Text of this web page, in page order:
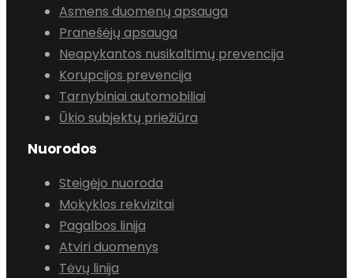
Asmens duomenų apsauga
Pranešėjų apsauga
Neapykantos nusikaltimų prevencija
Korupcijos prevencija
Tarnybiniai automobiliai
Ūkio subjektų priežiūra
Nuorodos
Steigėjo nuoroda
Mokyklos rekvizitai
Pagalbos linija
Atviri duomenys
Tėvų linija